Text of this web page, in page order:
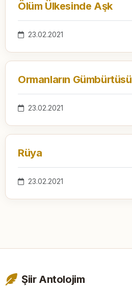
Ölüm Ülkesinde Aşk
23.02.2021
Ormanların Gümbürtüsü
23.02.2021
Rüya
23.02.2021
Şiir Antolojim